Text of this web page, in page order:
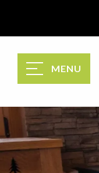
contenu
MENU